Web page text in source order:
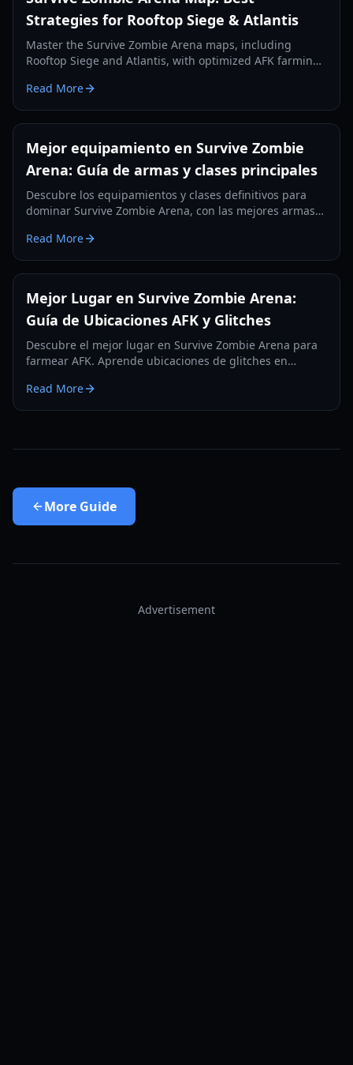
Strategies for Rooftop Siege & Atlantis
Master the Survive Zombie Arena maps, including
Rooftop Siege and Atlantis, with optimized AFK farming
and credits.
Read More
Mejor equipamiento en Survive Zombie
Arena: Guía de armas y clases principales
Descubre los equipamientos y clases definitivos para
dominar Survive Zombie Arena, con las mejores armas
clases.
Read More
Mejor Lugar en Survive Zombie Arena:
Guía de Ubicaciones AFK y Glitches
Descubre el mejor lugar en Survive Zombie Arena para
farmear AFK. Aprende ubicaciones de glitches en
Shards.
Read More
More Guide
Advertisement